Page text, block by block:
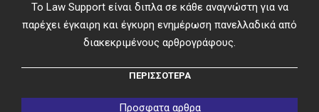
Το Law Support είναι διπλα σε κάθε αναγνώστη για να
παρέχει έγκαιρη και έγκυρη ενημέρωση πανελλαδικά από
διακεκριμένους αρθρογράφους.
ΠΕΡΙΣΣΟΤΕΡΑ
Προσφατα αρθρα